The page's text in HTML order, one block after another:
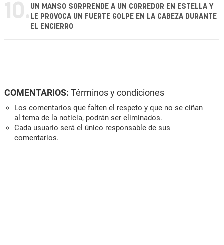
10. UN MANSO SORPRENDE A UN CORREDOR EN ESTELLA Y
LE PROVOCA UN FUERTE GOLPE EN LA CABEZA DURANTE
EL ENCIERRO
COMENTARIOS: Términos y condiciones
Los comentarios que falten el respeto y que no se ciñan
al tema de la noticia, podrán ser eliminados.
Cada usuario será el único responsable de sus
comentarios.